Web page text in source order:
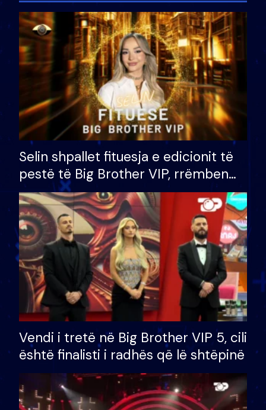
Selin shpallet fituesja e edicionit të
pestë të Big Brother VIP, rrëmben
çmimin e madh prej 100 mijë eurosh
Vendi i tretë në Big Brother VIP 5, cili
është finalisti i radhës që lë shtëpinë